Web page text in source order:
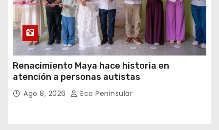
Renacimiento Maya hace historia en
atención a personas autistas
Ago 8, 2026 Eco Peninsular